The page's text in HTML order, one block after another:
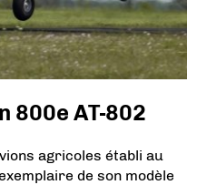
800e AT-802
agricoles établi au
de son modèle